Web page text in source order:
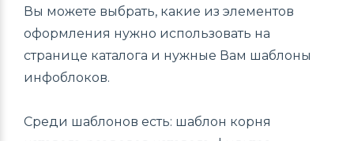
Вы можете выбрать, какие из элементов
оформления нужно использовать на
странице каталога и нужные Вам шаблоны
инфоблоков.
Среди шаблонов есть: шаблон корня